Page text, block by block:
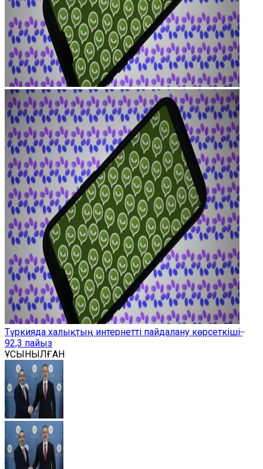
Түркияда халықтың интернетті пайдалану көрсеткіші ̶
92,3 пайыз
ҰСЫНЫЛҒАН